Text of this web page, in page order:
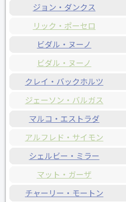
ジョン・ダンクス
リック・ポーセロ
ビダル・ヌーノ
ビダル・ヌーノ
クレイ・バックホルツ
ジェーソン・バルガス
マルコ・エストラダ
アルフレド・サイモン
シェルビー・ミラー
マット・ガーザ
チャーリー・モートン